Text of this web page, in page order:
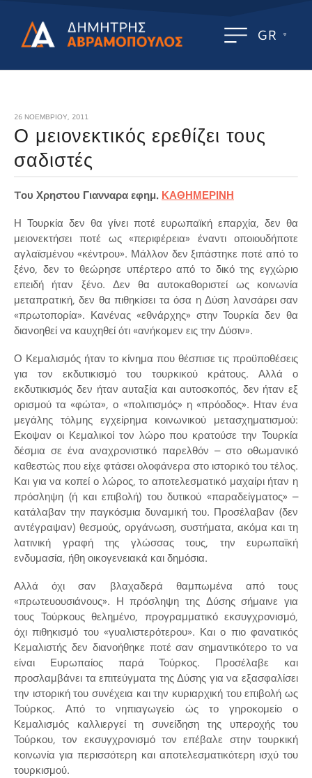
GR
26 ΝΟΕΜΒΡΊΟΥ, 2011
Ο μειονεκτικός ερεθίζει τους
σαδιστές
Tου Χρηστου Γιανναρα εφημ. ΚΑΘΗΜΕΡΙΝΗ
Η Τουρκία δεν θα γίνει ποτέ ευρωπαϊκή επαρχία, δεν θα
μειονεκτήσει ποτέ ως «περιφέρεια» έναντι οποιουδήποτε
αγλαϊσμένου «κέντρου». Μάλλον δεν ξιπάστηκε ποτέ από το
ξένο, δεν το θεώρησε υπέρτερο από το δικό της εγχώριο
επειδή ήταν ξένο. Δεν θα αυτοκαθοριστεί ως κοινωνία
μεταπρατική, δεν θα πιθηκίσει τα όσα η Δύση λανσάρει σαν
«πρωτοπορία». Κανένας «εθνάρχης» στην Τουρκία δεν θα
διανοηθεί να καυχηθεί ότι «ανήκομεν εις την Δύσιν».
Ο Κεμαλισμός ήταν το κίνημα που θέσπισε τις προϋποθέσεις
για τον εκδυτικισμό του τουρκικού κράτους. Αλλά ο
εκδυτικισμός δεν ήταν αυταξία και αυτοσκοπός, δεν ήταν εξ
ορισμού τα «φώτα», ο «πολιτισμός» η «πρόοδος». Ηταν ένα
μεγάλης τόλμης εγχείρημα κοινωνικού μετασχηματισμού:
Εκοψαν οι Κεμαλικοί τον λώρο που κρατούσε την Τουρκία
δέσμια σε ένα αναχρονιστικό παρελθόν – στο οθωμανικό
καθεστώς που είχε φτάσει ολοφάνερα στο ιστορικό του τέλος.
Και για να κοπεί ο λώρος, το αποτελεσματικό μαχαίρι ήταν η
πρόσληψη (ή και επιβολή) του δυτικού «παραδείγματος» –
κατάλαβαν την παγκόσμια δυναμική του. Προσέλαβαν (δεν
αντέγραψαν) θεσμούς, οργάνωση, συστήματα, ακόμα και τη
λατινική γραφή της γλώσσας τους, την ευρωπαϊκή
ενδυμασία, ήθη οικογενειακά και δημόσια.
Αλλά όχι σαν βλαχαδερά θαμπωμένα από τους
«πρωτευουσιάνους». Η πρόσληψη της Δύσης σήμαινε για
τους Τούρκους θελημένο, προγραμματικό εκσυγχρονισμό,
όχι πιθηκισμό του «γυαλιστερότερου». Και ο πιο φανατικός
Κεμαλιστής δεν διανοήθηκε ποτέ σαν σημαντικότερο το να
είναι Ευρωπαίος παρά Τούρκος. Προσέλαβε και
προσλαμβάνει τα επιτεύγματα της Δύσης για να εξασφαλίσει
την ιστορική του συνέχεια και την κυριαρχική του επιβολή ως
Τούρκος. Από το νηπιαγωγείο ώς το γηροκομείο ο
Κεμαλισμός καλλιεργεί τη συνείδηση της υπεροχής του
Τούρκου, τον εκσυγχρονισμό τον επέβαλε στην τουρκική
κοινωνία για περισσότερη και αποτελεσματικότερη ισχύ του
τουρκισμού.